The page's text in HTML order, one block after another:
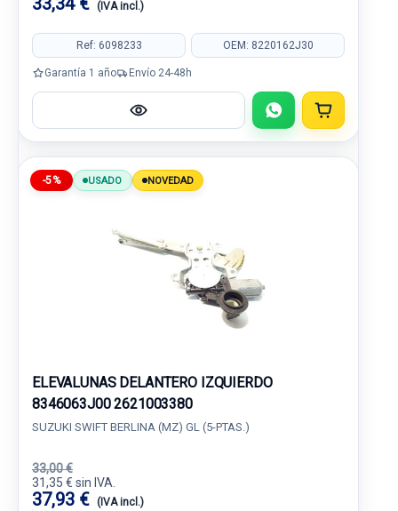
(IVA incl.)
Ref: 6098233 OEM: 8220162J30
Garantía 1 año Envío 24-48h
-5% USADO NOVEDAD
ELEVALUNAS DELANTERO IZQUIERDO
8346063J00 2621003380
SUZUKI SWIFT BERLINA (MZ) GL (5-PTAS.)
33,00 €
31,35 € sin IVA.
37,93 € (IVA incl.)